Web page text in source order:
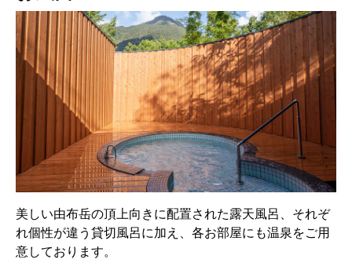
美しい由布岳の頂上向きに配置された露天風呂、それぞ
れ個性が違う貸切風呂に加え、各お部屋にも温泉をご用
意しております。